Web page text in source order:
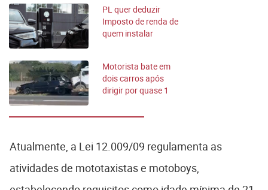
PL quer deduzir
Imposto de renda de
quem instalar
Motorista bate em
dois carros após
dirigir por quase 1
Atualmente, a Lei 12.009/09 regulamenta as
atividades de mototaxistas e motoboys,